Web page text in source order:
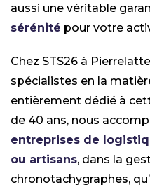
aussi une véritable
sérénité pour votre
Chez STS26 à
spécialistes en la
entièrement dédié à
de 40 ans, nous
entreprises de
ou artisans, dans la
chronotachygraphes,